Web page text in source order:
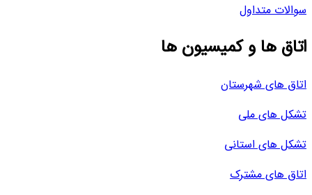
سوالات متداول
اتاق ها و کمیسیون ها
اتاق های شهرستان
تشکل های ملی
تشکل های استانی
اتاق های مشترک